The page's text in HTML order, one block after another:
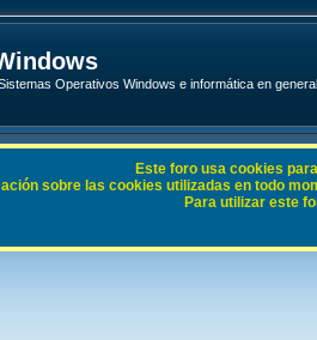
Operativos Windows e informática en general
Este foro usa cookies
sobre las cookies utilizadas en todo
Para utilizar este